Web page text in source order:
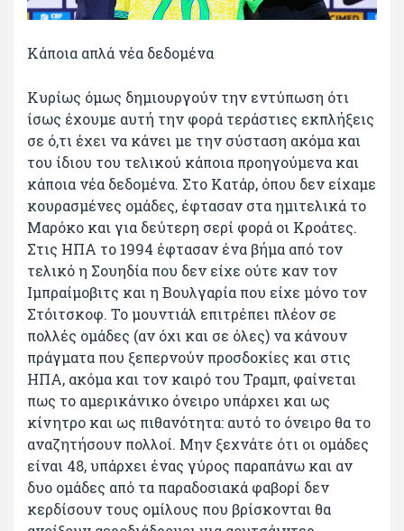
Κάποια απλά νέα δεδομένα
Κυρίως όμως δημιουργούν την εντύπωση ότι
ίσως έχουμε αυτή την φορά τεράστιες εκπλήξεις
σε ό,τι έχει να κάνει με την σύσταση ακόμα και
του ίδιου του τελικού κάποια προηγούμενα και
κάποια νέα δεδομένα. Στο Κατάρ, όπου δεν είχαμε
κουρασμένες ομάδες, έφτασαν στα ημιτελικά το
Μαρόκο και για δεύτερη σερί φορά οι Κροάτες.
Στις ΗΠΑ το 1994 έφτασαν ένα βήμα από τον
τελικό η Σουηδία που δεν είχε ούτε καν τον
Ιμπραίμοβιτς και η Βουλγαρία που είχε μόνο τον
Στόιτσκοφ. Το μουντιάλ επιτρέπει πλέον σε
πολλές ομάδες (αν όχι και σε όλες) να κάνουν
πράγματα που ξεπερνούν προσδοκίες και στις
ΗΠΑ, ακόμα και τον καιρό του Τραμπ, φαίνεται
πως το αμερικάνικο όνειρο υπάρχει και ως
κίνητρο και ως πιθανότητα: αυτό το όνειρο θα το
αναζητήσουν πολλοί. Μην ξεχνάτε ότι οι ομάδες
είναι 48, υπάρχει ένας γύρος παραπάνω και αν
δυο ομάδες από τα παραδοσιακά φαβορί δεν
κερδίσουν τους ομίλους που βρίσκονται θα